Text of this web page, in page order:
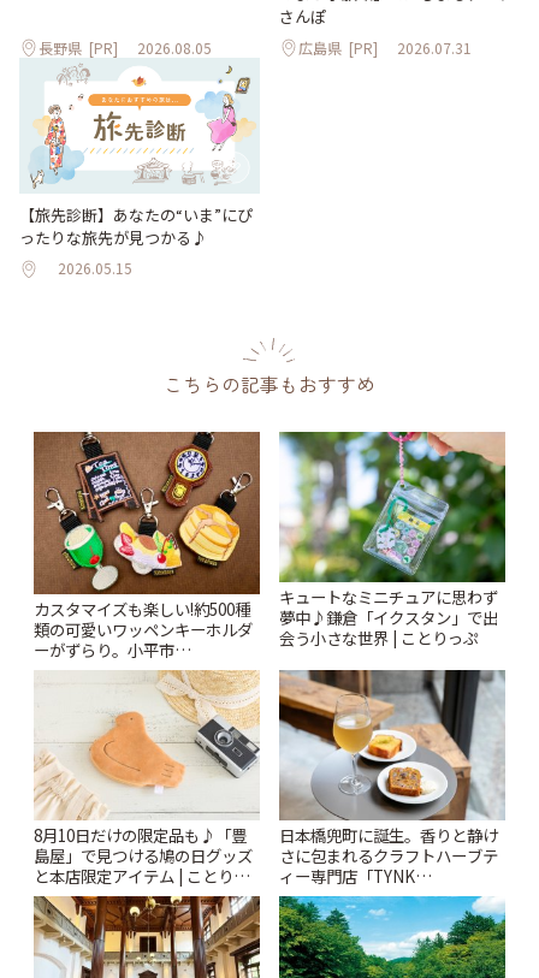
長野県 [PR] 2026.08.05
さんぽ
広島県 [PR] 2026.07.31
【旅先診断】あなたの“いま”にぴ
ったりな旅先が見つかる♪
2026.05.15
こちらの記事もおすすめ
カスタマイズも楽しい!約500種
類の可愛いワッペンキーホルダ
ーがずらり。小平市
「Kimamaya T&K」 | ことりっ
キュートなミニチュアに思わず
夢中♪鎌倉「イクスタン」で出
会う小さな世界 | ことりっぷ
8月10日だけの限定品も♪「豊
島屋」で見つける鳩の日グッズ
と本店限定アイテム | ことりっ
ぷ
日本橋兜町に誕生。香りと静け
さに包まれるクラフトハーブテ
ィー専門店「TYNK
Kabutocho」 | ことりっぷ